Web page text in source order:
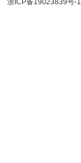
浙ICP备19023839号-1